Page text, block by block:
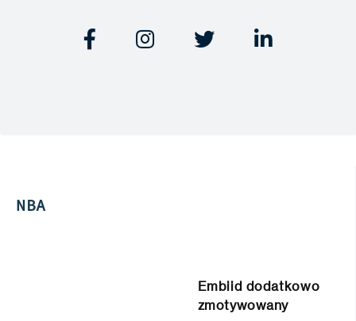
   
NBA
Embiid dodatkowo
zmotywowany